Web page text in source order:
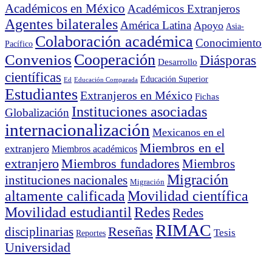
Académicos en México Académicos Extranjeros
Agentes bilaterales América Latina Apoyo Asia-
Pacífico Colaboración académicaConocimiento
Convenios Cooperación Desarrollo Diásporas
científicas Ed Educación Comparada Educación Superior
EstudiantesExtranjeros en México Fichas
Globalización Instituciones asociadas
internacionalización Mexicanos en el
extranjero Miembros académicos Miembros en el
extranjeroMiembros fundadores Miembros
instituciones nacionales Migración Migración
altamente calificada Movilidad científica
Movilidad estudiantil RedesRedes
disciplinarias Reportes Reseñas RIMAC Tesis
Universidad